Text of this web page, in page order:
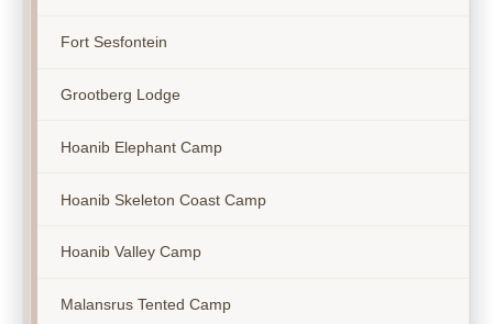
Fort Sesfontein
Grootberg Lodge
Hoanib Elephant Camp
Hoanib Skeleton Coast Camp
Hoanib Valley Camp
Malansrus Tented Camp